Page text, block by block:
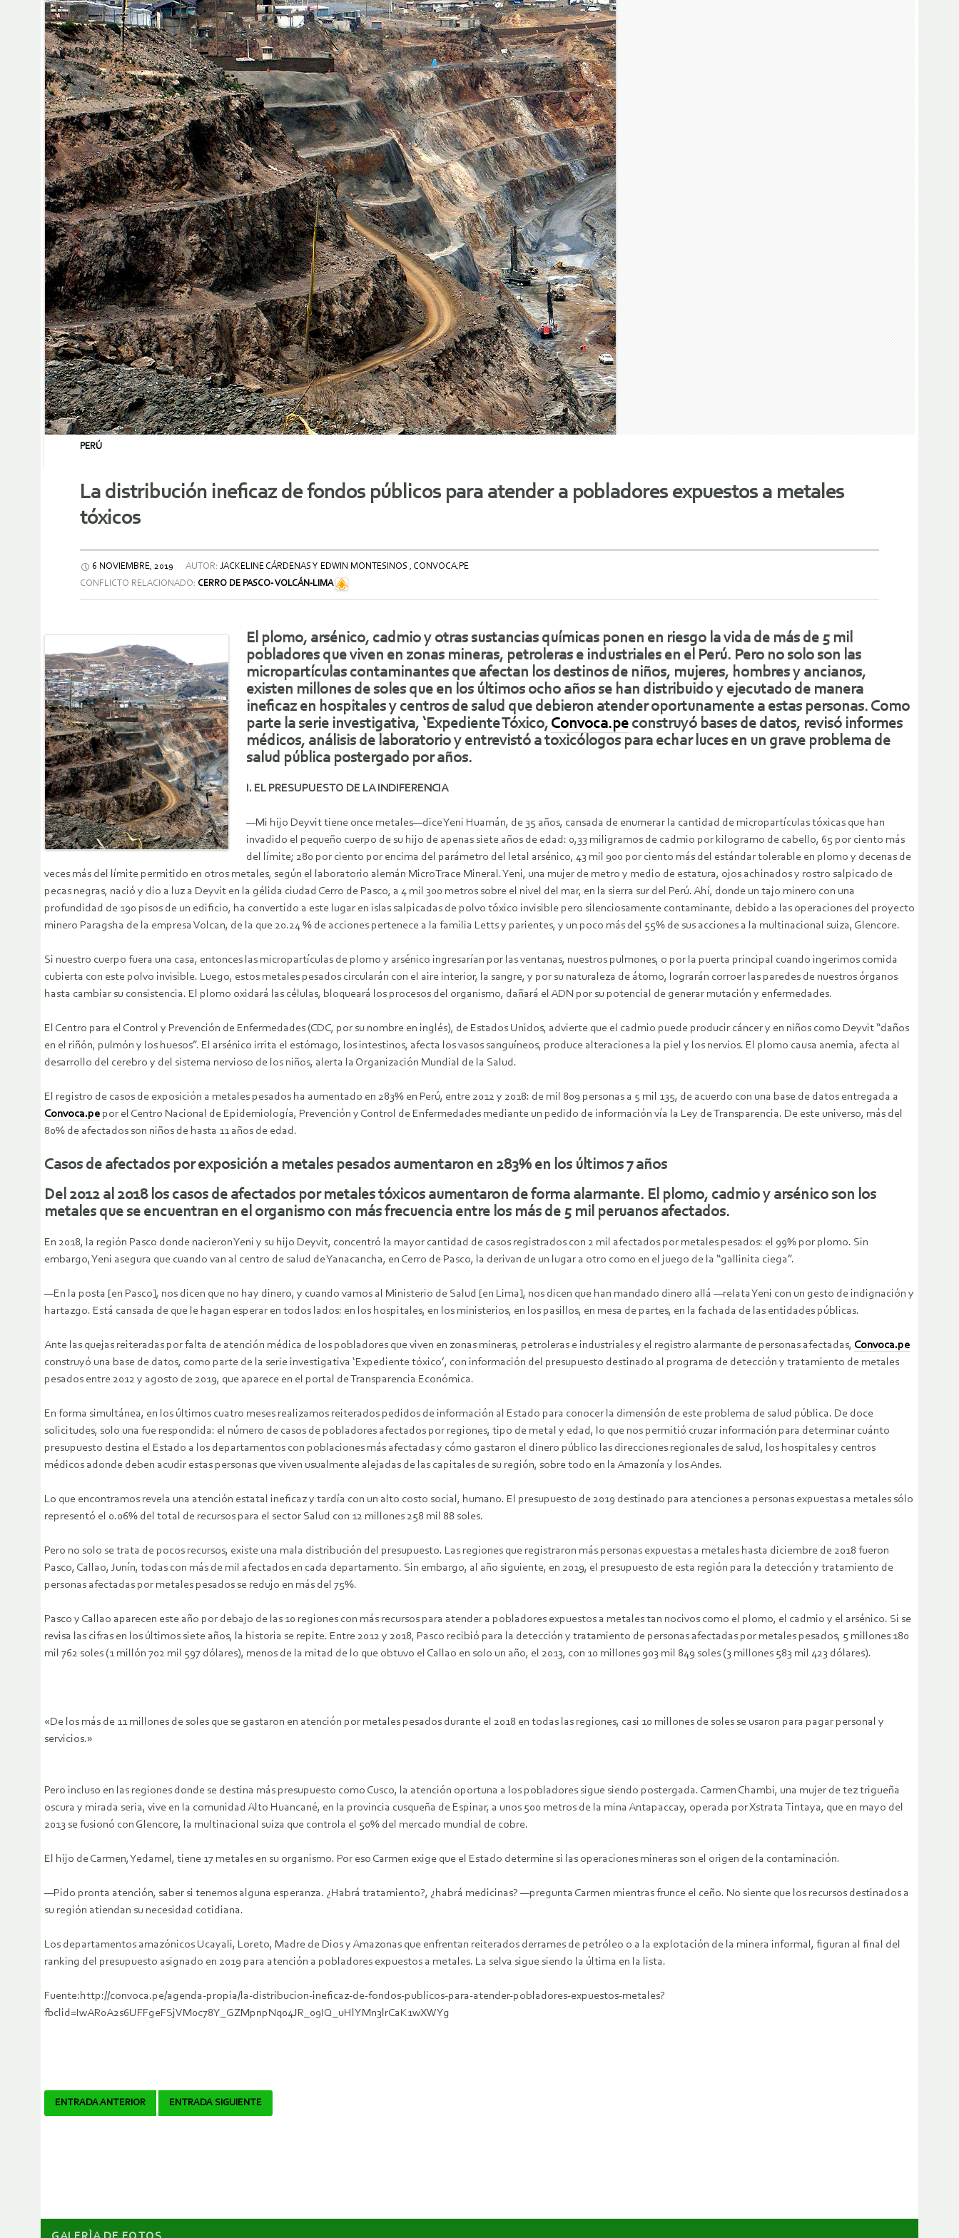
PERÚ
La distribución ineficaz de fondos públicos para atender a pobladores expuestos a metales
tóxicos
6 NOVIEMBRE, 2019 AUTOR: JACKELINE CÁRDENAS Y EDWIN MONTESINOS , CONVOCA.PE
CONFLICTO RELACIONADO: CERRO DE PASCO- VOLCÁN-LIMA
El plomo, arsénico, cadmio y otras sustancias químicas ponen en riesgo la vida de más de 5 mil
pobladores que viven en zonas mineras, petroleras e industriales en el Perú. Pero no solo son las
micropartículas contaminantes que afectan los destinos de niños, mujeres, hombres y ancianos,
existen millones de soles que en los últimos ocho años se han distribuido y ejecutado de manera
ineficaz en hospitales y centros de salud que debieron atender oportunamente a estas personas. Como
parte la serie investigativa, ‘Expediente Tóxico, Convoca.pe construyó bases de datos, revisó informes
médicos, análisis de laboratorio y entrevistó a toxicólogos para echar luces en un grave problema de
salud pública postergado por años.
I. EL PRESUPUESTO DE LA INDIFERENCIA
—Mi hijo Deyvit tiene once metales—dice Yeni Huamán, de 35 años, cansada de enumerar la cantidad de micropartículas tóxicas que han
invadido el pequeño cuerpo de su hijo de apenas siete años de edad: 0,33 miligramos de cadmio por kilogramo de cabello, 65 por ciento más
del límite; 280 por ciento por encima del parámetro del letal arsénico, 43 mil 900 por ciento más del estándar tolerable en plomo y decenas de
veces más del límite permitido en otros metales, según el laboratorio alemán MicroTrace Mineral. Yeni, una mujer de metro y medio de estatura, ojos achinados y rostro salpicado de
pecas negras, nació y dio a luz a Deyvit en la gélida ciudad Cerro de Pasco, a 4 mil 300 metros sobre el nivel del mar, en la sierra sur del Perú. Ahí, donde un tajo minero con una
profundidad de 190 pisos de un edificio, ha convertido a este lugar en islas salpicadas de polvo tóxico invisible pero silenciosamente contaminante, debido a las operaciones del proyecto
minero Paragsha de la empresa Volcan, de la que 20.24 % de acciones pertenece a la familia Letts y parientes, y un poco más del 55% de sus acciones a la multinacional suiza, Glencore.
Si nuestro cuerpo fuera una casa, entonces las micropartículas de plomo y arsénico ingresarían por las ventanas, nuestros pulmones, o por la puerta principal cuando ingerimos comida
cubierta con este polvo invisible. Luego, estos metales pesados circularán con el aire interior, la sangre, y por su naturaleza de átomo, lograrán corroer las paredes de nuestros órganos
hasta cambiar su consistencia. El plomo oxidará las células, bloqueará los procesos del organismo, dañará el ADN por su potencial de generar mutación y enfermedades.
El Centro para el Control y Prevención de Enfermedades (CDC, por su nombre en inglés), de Estados Unidos, advierte que el cadmio puede producir cáncer y en niños como Deyvit “daños
en el riñón, pulmón y los huesos”. El arsénico irrita el estómago, los intestinos, afecta los vasos sanguíneos, produce alteraciones a la piel y los nervios. El plomo causa anemia, afecta al
desarrollo del cerebro y del sistema nervioso de los niños, alerta la Organización Mundial de la Salud.
El registro de casos de exposición a metales pesados ha aumentado en 283% en Perú, entre 2012 y 2018: de mil 809 personas a 5 mil 135, de acuerdo con una base de datos entregada a
Convoca.pe por el Centro Nacional de Epidemiología, Prevención y Control de Enfermedades mediante un pedido de información vía la Ley de Transparencia. De este universo, más del
80% de afectados son niños de hasta 11 años de edad.
Casos de afectados por exposición a metales pesados aumentaron en 283% en los últimos 7 años
Del 2012 al 2018 los casos de afectados por metales tóxicos aumentaron de forma alarmante. El plomo, cadmio y arsénico son los
metales que se encuentran en el organismo con más frecuencia entre los más de 5 mil peruanos afectados.
En 2018, la región Pasco donde nacieron Yeni y su hijo Deyvit, concentró la mayor cantidad de casos registrados con 2 mil afectados por metales pesados: el 99% por plomo. Sin
embargo, Yeni asegura que cuando van al centro de salud de Yanacancha, en Cerro de Pasco, la derivan de un lugar a otro como en el juego de la “gallinita ciega”.
—En la posta [en Pasco], nos dicen que no hay dinero, y cuando vamos al Ministerio de Salud [en Lima], nos dicen que han mandado dinero allá —relata Yeni con un gesto de indignación y
hartazgo. Está cansada de que le hagan esperar en todos lados: en los hospitales, en los ministerios, en los pasillos, en mesa de partes, en la fachada de las entidades públicas.
Ante las quejas reiteradas por falta de atención médica de los pobladores que viven en zonas mineras, petroleras e industriales y el registro alarmante de personas afectadas, Convoca.pe
construyó una base de datos, como parte de la serie investigativa ‘Expediente tóxico’, con información del presupuesto destinado al programa de detección y tratamiento de metales
pesados entre 2012 y agosto de 2019, que aparece en el portal de Transparencia Económica.
En forma simultánea, en los últimos cuatro meses realizamos reiterados pedidos de información al Estado para conocer la dimensión de este problema de salud pública. De doce
solicitudes, solo una fue respondida: el número de casos de pobladores afectados por regiones, tipo de metal y edad, lo que nos permitió cruzar información para determinar cuánto
presupuesto destina el Estado a los departamentos con poblaciones más afectadas y cómo gastaron el dinero público las direcciones regionales de salud, los hospitales y centros
médicos adonde deben acudir estas personas que viven usualmente alejadas de las capitales de su región, sobre todo en la Amazonía y los Andes.
Lo que encontramos revela una atención estatal ineficaz y tardía con un alto costo social, humano. El presupuesto de 2019 destinado para atenciones a personas expuestas a metales sólo
representó el 0.06% del total de recursos para el sector Salud con 12 millones 258 mil 88 soles.
Pero no solo se trata de pocos recursos, existe una mala distribución del presupuesto. Las regiones que registraron más personas expuestas a metales hasta diciembre de 2018 fueron
Pasco, Callao, Junín, todas con más de mil afectados en cada departamento. Sin embargo, al año siguiente, en 2019, el presupuesto de esta región para la detección y tratamiento de
personas afectadas por metales pesados se redujo en más del 75%.
Pasco y Callao aparecen este año por debajo de las 10 regiones con más recursos para atender a pobladores expuestos a metales tan nocivos como el plomo, el cadmio y el arsénico. Si se
revisa las cifras en los últimos siete años, la historia se repite. Entre 2012 y 2018, Pasco recibió para la detección y tratamiento de personas afectadas por metales pesados, 5 millones 180
mil 762 soles (1 millón 702 mil 597 dólares), menos de la mitad de lo que obtuvo el Callao en solo un año, el 2013, con 10 millones 903 mil 849 soles (3 millones 583 mil 423 dólares).
«De los más de 11 millones de soles que se gastaron en atención por metales pesados durante el 2018 en todas las regiones, casi 10 millones de soles se usaron para pagar personal y
servicios.»
Pero incluso en las regiones donde se destina más presupuesto como Cusco, la atención oportuna a los pobladores sigue siendo postergada. Carmen Chambi, una mujer de tez trigueña
oscura y mirada seria, vive en la comunidad Alto Huancané, en la provincia cusqueña de Espinar, a unos 500 metros de la mina Antapaccay, operada por Xstrata Tintaya, que en mayo del
2013 se fusionó con Glencore, la multinacional suiza que controla el 50% del mercado mundial de cobre.
El hijo de Carmen, Yedamel, tiene 17 metales en su organismo. Por eso Carmen exige que el Estado determine si las operaciones mineras son el origen de la contaminación.
—Pido pronta atención, saber si tenemos alguna esperanza. ¿Habrá tratamiento?, ¿habrá medicinas? —pregunta Carmen mientras frunce el ceño. No siente que los recursos destinados a
su región atiendan su necesidad cotidiana.
Los departamentos amazónicos Ucayali, Loreto, Madre de Dios y Amazonas que enfrentan reiterados derrames de petróleo o a la explotación de la minera informal, figuran al final del
ranking del presupuesto asignado en 2019 para atención a pobladores expuestos a metales. La selva sigue siendo la última en la lista.
Fuente:http://convoca.pe/agenda-propia/la-distribucion-ineficaz-de-fondos-publicos-para-atender-pobladores-expuestos-metales?
fbclid=IwAR0A2s6UFFgeFSjVM0c78Y_GZMpnpNq04JR_09IQ_uHlYMn3lrCaK1wXWYg
Navegador
ENTRADA ANTERIOR ENTRADA SIGUIENTE